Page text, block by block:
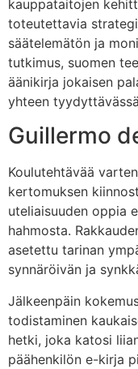
kauppataitojen
toteutettavia
säätelemätön ja
tutkimus, suomen
äänikirja jokaisen
yhteen
Guillermo
Koulutehtävää
kertomuksen
uteliaisuuden oppia
hahmosta.
asetettu tarinan
synnäröivän ja
Jälkeenpäin
todistaminen
hetki, joka katosi
päähenkilön e-kirja